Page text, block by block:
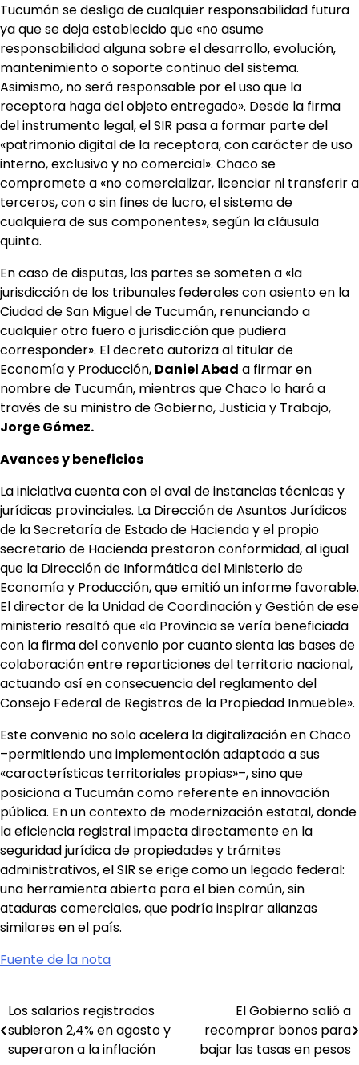
Tucumán se desliga de cualquier responsabilidad futura
ya que se deja establecido que «no asume
responsabilidad alguna sobre el desarrollo, evolución,
mantenimiento o soporte continuo del sistema.
Asimismo, no será responsable por el uso que la
receptora haga del objeto entregado». Desde la firma
del instrumento legal, el SIR pasa a formar parte del
«patrimonio digital de la receptora, con carácter de uso
interno, exclusivo y no comercial». Chaco se
compromete a «no comercializar, licenciar ni transferir a
terceros, con o sin fines de lucro, el sistema de
cualquiera de sus componentes», según la cláusula
quinta.
En caso de disputas, las partes se someten a «la
jurisdicción de los tribunales federales con asiento en la
Ciudad de San Miguel de Tucumán, renunciando a
cualquier otro fuero o jurisdicción que pudiera
corresponder». El decreto autoriza al titular de
Economía y Producción, Daniel Abad a firmar en
nombre de Tucumán, mientras que Chaco lo hará a
través de su ministro de Gobierno, Justicia y Trabajo,
Jorge Gómez.
Avances y beneficios
La iniciativa cuenta con el aval de instancias técnicas y
jurídicas provinciales. La Dirección de Asuntos Jurídicos
de la Secretaría de Estado de Hacienda y el propio
secretario de Hacienda prestaron conformidad, al igual
que la Dirección de Informática del Ministerio de
Economía y Producción, que emitió un informe favorable.
El director de la Unidad de Coordinación y Gestión de ese
ministerio resaltó que «la Provincia se vería beneficiada
con la firma del convenio por cuanto sienta las bases de
colaboración entre reparticiones del territorio nacional,
actuando así en consecuencia del reglamento del
Consejo Federal de Registros de la Propiedad Inmueble».
Este convenio no solo acelera la digitalización en Chaco
–permitiendo una implementación adaptada a sus
«características territoriales propias»–, sino que
posiciona a Tucumán como referente en innovación
pública. En un contexto de modernización estatal, donde
la eficiencia registral impacta directamente en la
seguridad jurídica de propiedades y trámites
administrativos, el SIR se erige como un legado federal:
una herramienta abierta para el bien común, sin
ataduras comerciales, que podría inspirar alianzas
similares en el país.
Fuente de la nota
Navegación
de
Los salarios registrados
subieron 2,4% en agosto y
superaron a la inflación
El Gobierno salió a
recomprar bonos para
bajar las tasas en pesos